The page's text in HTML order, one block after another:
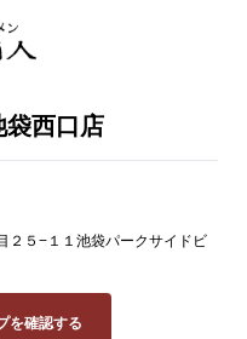
袋西口店
２５−１１池袋パークサイドビ
を確認する